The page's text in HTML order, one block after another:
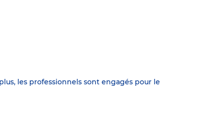
les professionnels sont engagés pour le